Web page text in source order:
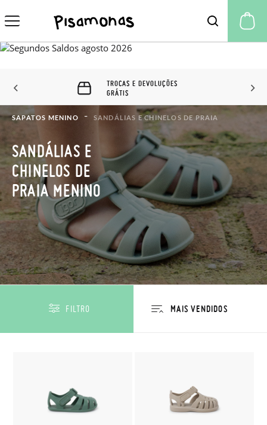
60 DIAS PARA TROCAS E
DEVOLUÇÕES
SAPATOS MENINO SANDÁLIAS E CHINELOS DE PRAIA
SANDÁLIAS E
CHINELOS DE
PRAIA MENINO
FILTRO